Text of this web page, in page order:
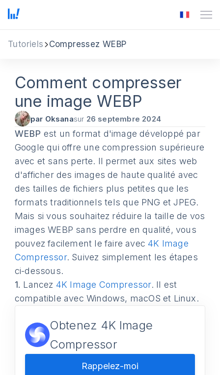
Tutoriels Compressez WEBP
Comment compresser
une image WEBP
par Oksanasur 26 septembre 2024
WEBP est un format d'image développé par
Google qui offre une compression supérieure
avec et sans perte. Il permet aux sites web
d'afficher des images de haute qualité avec
des tailles de fichiers plus petites que les
formats traditionnels tels que PNG et JPEG.
Mais si vous souhaitez réduire la taille de vos
images WEBP sans perdre en qualité, vous
pouvez facilement le faire avec4K Image
Compressor. Suivez simplement les étapes
ci-dessous.
1. Lancez 4K Image Compressor. Il est
compatible avec Windows, macOS et Linux.
Obtenez 4K Image
Compressor
Rappelez-moi